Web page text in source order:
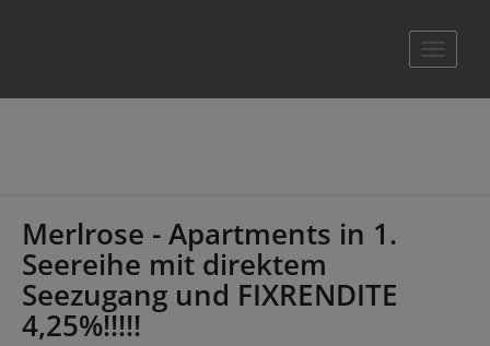
Merlrose - Apartments in 1.
Seereihe mit direktem
Seezugang und FIXRENDITE
4,25%!!!!!